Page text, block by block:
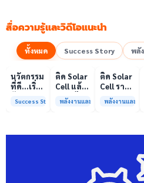
สื่อความรู้และวิดีโอแนะนำ
ทั้งหมด Success Story พลั
เล่นวิดีโอ
00:10
นวัตกรรม
ที่ดี…เริ่ม
ความร่วม
Success Story
เล่นวิดีโอ
00:10
ติด Solar
Cell แล้ว
ลดค่าไฟ
ได้จริง
พลังงานและสิ่งแวดล้อม
เล่นวิดี
00:08
ติด Solar
Cell ราคา
แพง แต่
ค่าไฟ
พลังงานและสิ่